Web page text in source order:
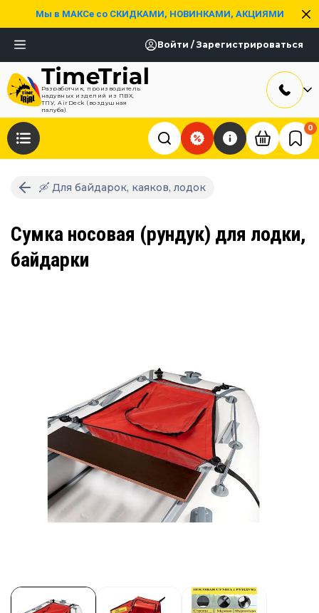
Мы в МАКСе со СКИДКАМИ, НОВИНКАМИ, АКЦИЯМИ
Войти / Зарегистрироваться
Разработчик, производитель
надувных изделий из ПВХ,
ТПУ, AirDeck (воздушная
палуба)
0
🛶 Для байдарок, каяков, лодок
Сумка носовая (рундук) для лодки,
байдарки